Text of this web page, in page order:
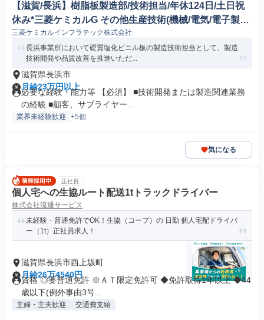
【滋賀/長浜】樹脂板製造部/技術担当/年休124日/土日祝
休み*三菱ケミカルG その他生産技術(機械/電気/電子製品
専門職)
三菱ケミカルインフラテック株式会社
長浜事業所において硬質塩化ビニル板の製造技術担当として、製造
技術開発や品質改善を推進いただ...
滋賀県長浜市
月給23万円以上
必要な経験・能力等 【必須】 ■技術開発または製造関連業務
の経験 ■顧客、サプライヤー...
業界未経験歓迎 +5個
気になる
正社員
個人宅への生協ルート配送1tトラックドライバー
株式会社流通サービス
未経験・普通免許でOK！生協（コープ）の 日勤 個人宅配ドライバ
ー（1t）正社員求人！
滋賀県長浜市西上坂町
月給26万4540円
資格 ◎要普通免許 ※ＡＴ限定免許可 ◆免許取得1年以上 ◆44
歳以下(例外事由3号...
主婦・主夫歓迎 交通費支給